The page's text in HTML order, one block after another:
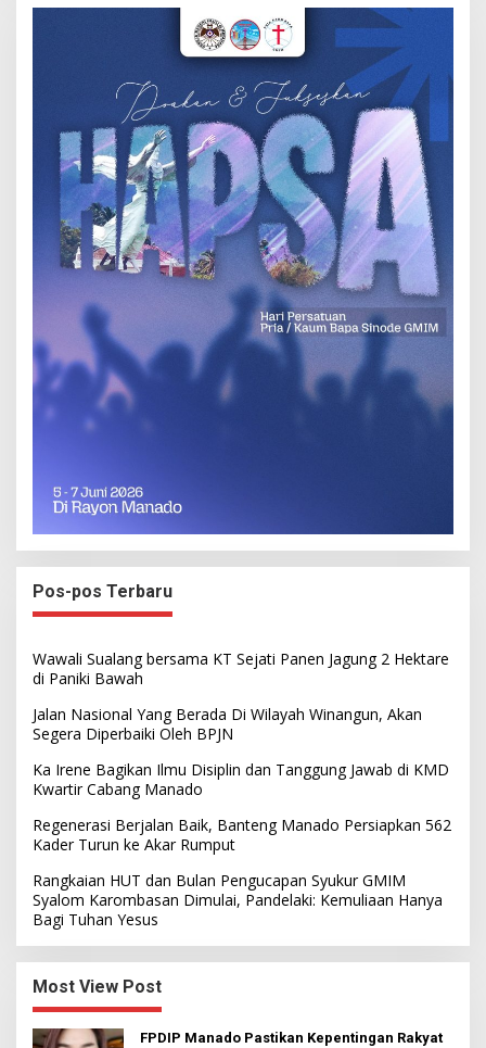
Pos-pos Terbaru
Wawali Sualang bersama KT Sejati Panen Jagung 2 Hektare
di Paniki Bawah
Jalan Nasional Yang Berada Di Wilayah Winangun, Akan
Segera Diperbaiki Oleh BPJN
Ka Irene Bagikan Ilmu Disiplin dan Tanggung Jawab di KMD
Kwartir Cabang Manado
Regenerasi Berjalan Baik, Banteng Manado Persiapkan 562
Kader Turun ke Akar Rumput
Rangkaian HUT dan Bulan Pengucapan Syukur GMIM
Syalom Karombasan Dimulai, Pandelaki: Kemuliaan Hanya
Bagi Tuhan Yesus
Most View Post
FPDIP Manado Pastikan Kepentingan Rakyat